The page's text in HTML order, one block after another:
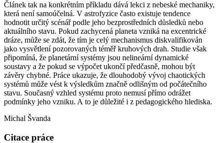
Článek tak na konkrétním příkladu dává lekci z nebeské mechaniky,
která není samoúčelná. V astrofyzice často existuje tendence
hodnotit určitý scénář podle jeho bezprostředních důsledků nebo
aktuálního stavu. Pokud zachycená planeta vzniká na excentrické
dráze, může se zdát, že tím je celý mechanismus diskvalifikován
jako vysvětlení pozorovaných téměř kruhových drah. Studie však
připomíná, že planetární systémy jsou nelineární dynamické
soustavy a že pokud se výpočet ukončí předčasně, mohou být
závěry chybné. Práce ukazuje, že dlouhodobý vývoj chaotických
systémů může vést k výsledkům značně odlišným od počátečního
stavu. Současný vzhled systému proto nemusí přímo odrážet
podmínky jeho vzniku. A to je důležité i z pedagogického hlediska.
Michal Švanda
Citace práce